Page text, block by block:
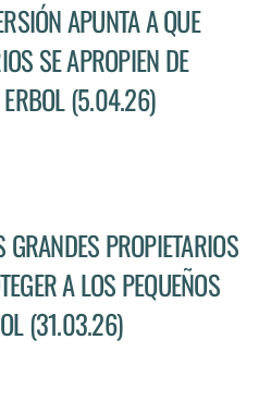
APUNTA A QUE
SE APROPIEN DE
ERBOL (5.04.26)
PROPIETARIOS
A LOS PEQUEÑOS
(31.03.26)